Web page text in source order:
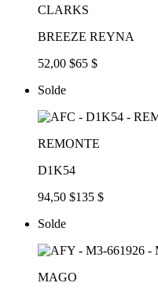
CLARKS
BREEZE REYNA
52,00 $65 $
Solde
REMONTE
D1K54
94,50 $135 $
Solde
MAGO